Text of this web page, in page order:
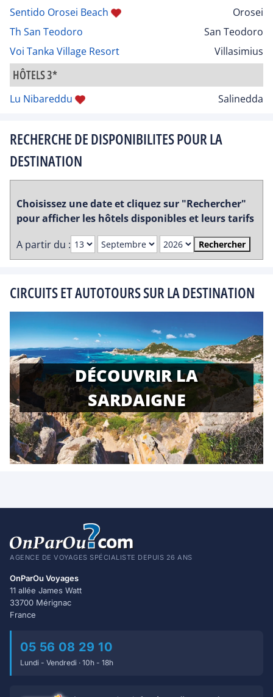
Sentido Orosei Beach
Orosei
Th San Teodoro
San Teodoro
Voi Tanka Village Resort
Villasimius
HÔTELS 3*
Lu Nibareddu Salinedda
RECHERCHE DE DISPONIBILITES POUR LA
DESTINATION
Choisissez une date et cliquez sur "Rechercher"
pour afficher les hôtels disponibles et leurs tarifs
A partir du :
Rechercher
CIRCUITS ET AUTOTOURS SUR LA DESTINATION
DÉCOUVRIR LA
SARDAIGNE
AGENCE DE VOYAGES SPÉCIALISTE DEPUIS 26 ANS
OnParOu Voyages
11 allée James Watt
33700 Mérignac
France
05 56 08 29 10
Lundi - Vendredi · 10h - 18h